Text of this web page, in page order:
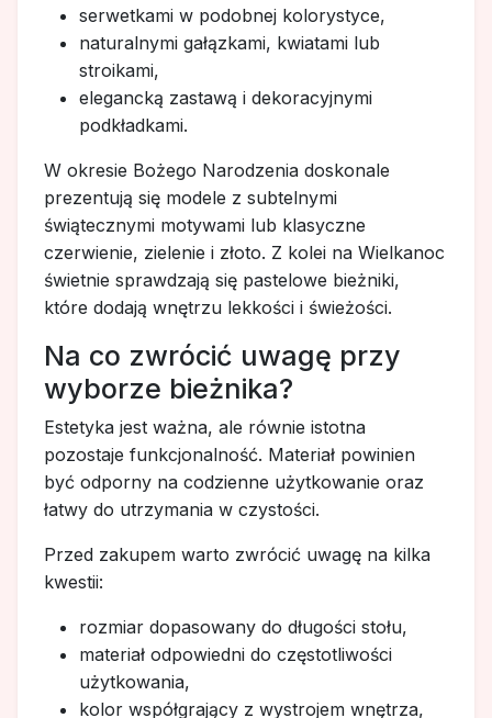
serwetkami w podobnej kolorystyce,
naturalnymi gałązkami, kwiatami lub
stroikami,
elegancką zastawą i dekoracyjnymi
podkładkami.
W okresie Bożego Narodzenia doskonale
prezentują się modele z subtelnymi
świątecznymi motywami lub klasyczne
czerwienie, zielenie i złoto. Z kolei na Wielkanoc
świetnie sprawdzają się pastelowe bieżniki,
które dodają wnętrzu lekkości i świeżości.
Na co zwrócić uwagę przy
wyborze bieżnika?
Estetyka jest ważna, ale równie istotna
pozostaje funkcjonalność. Materiał powinien
być odporny na codzienne użytkowanie oraz
łatwy do utrzymania w czystości.
Przed zakupem warto zwrócić uwagę na kilka
kwestii:
rozmiar dopasowany do długości stołu,
materiał odpowiedni do częstotliwości
użytkowania,
kolor współgrający z wystrojem wnętrza,